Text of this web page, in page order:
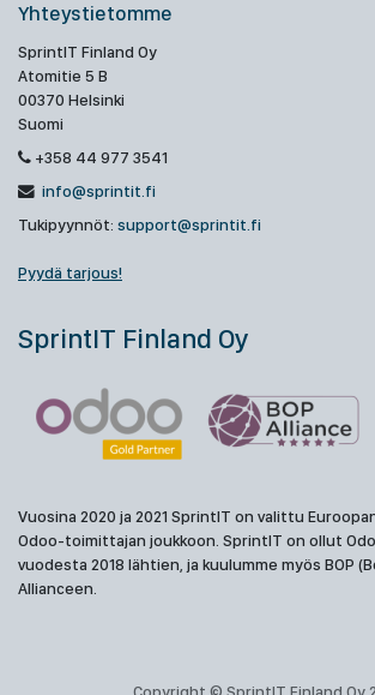
Yhteystietomme
SprintIT Finland Oy
Atomitie 5 B
00370 Helsinki
Suomi
+358 44 977 3541
info@sprintit.fi
Tukipyynnöt: support@sprintit.fi
Pyydä tarjous!
SprintIT Finland Oy
Vuosina 2020 ja 2021 SprintIT on valittu
Odoo-toimittajan joukkoon. SprintIT on ollut
vuodesta 2018 lähtien, ja kuulumme myös BOP
Allianceen.
Copyright © SprintIT Finland Oy